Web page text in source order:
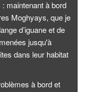
maintenant à bord
Moghyays, que je
d’iguane et de
jusqu'à
dans leur habitat
à bord et